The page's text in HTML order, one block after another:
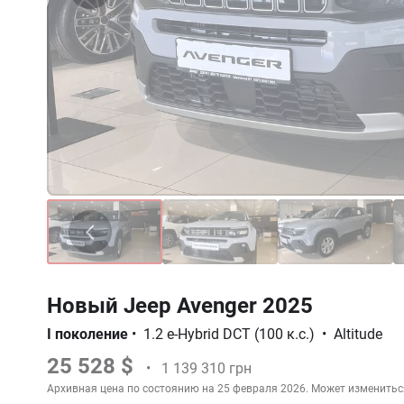
Новый Jeep Avenger 2025
I поколение • 1.2 e-Hybrid DCT (100 к.с.) • Altitude
25 528 $ • 1 139 310 грн
Архивная цена по состоянию на 25 февраля 2026. Может